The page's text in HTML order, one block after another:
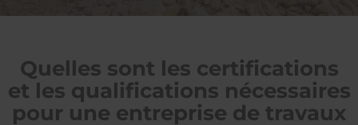
Quelles sont les certifications
et les qualifications nécessaires
pour une entreprise de travaux